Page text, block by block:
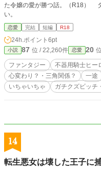
た令嬢の愛が勝つ話。（R18） タグに苦手なものがある方はご注意くださ
い。
恋愛 完結 短編 R18
24h.ポイント 6pt
小説 87 位 / 22,260件 恋愛 20
ファンタジー 不器用騎士ヒー
心変わり？・三角関係？
一途
いちゃいちゃ
ガチクズビッチ
14
転生悪女は壊した王子に